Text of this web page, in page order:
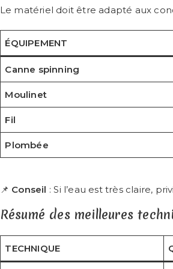
Le matériel doit être adapté aux
ÉQUIPEMENT
Canne spinning
Moulinet
Fil
Plombée
📌 Conseil : Si l’eau est très claire,
Résumé des meilleures
TECHNIQUE